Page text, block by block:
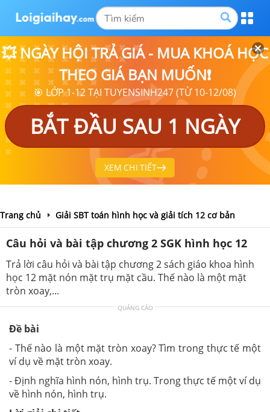
💥 NGÀY HỘI TRẢ GIÁ - MUA KHOÁ HỌC
THEO GIÁ BẠN MUỐN❗
🎯 LỚP 1-12 TẠI TUYENSINH247 (TỪ 10-12/08)
BẮT ĐẦU SAU 1 NGÀY
XEM CHI TIẾT
Trang chủ Giải SBT toán hình học và giải tích 12 cơ bản
Câu hỏi và bài tập chương 2 SGK hình học 12
Trả lời câu hỏi và bài tập chương 2 sách giáo khoa hình
học 12 mặt nón mặt trụ mặt cầu. Thế nào là một mặt
tròn xoay,...
QUẢNG CÁO
Đề bài
- Thế nào là một mặt tròn xoay? Tìm trong thực tế một
ví dụ về mặt tròn xoay.
- Định nghĩa hình nón, hình trụ. Trong thực tế một ví dụ
về hình nón, hình trụ.